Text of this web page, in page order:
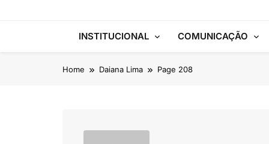
ANFIP Nacional
INSTITUCIONAL COMUNICAÇÃO
Home Daiana Lima Page 208